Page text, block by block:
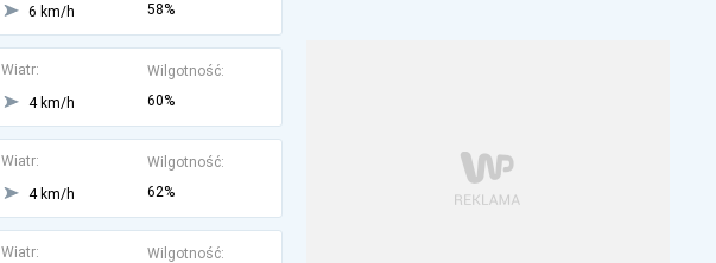
6 km/h
58%
Wiatr:
4 km/h
Wilgotność:
60%
Wiatr:
4 km/h
Wilgotność:
62%
Wiatr:
Wilgotność: